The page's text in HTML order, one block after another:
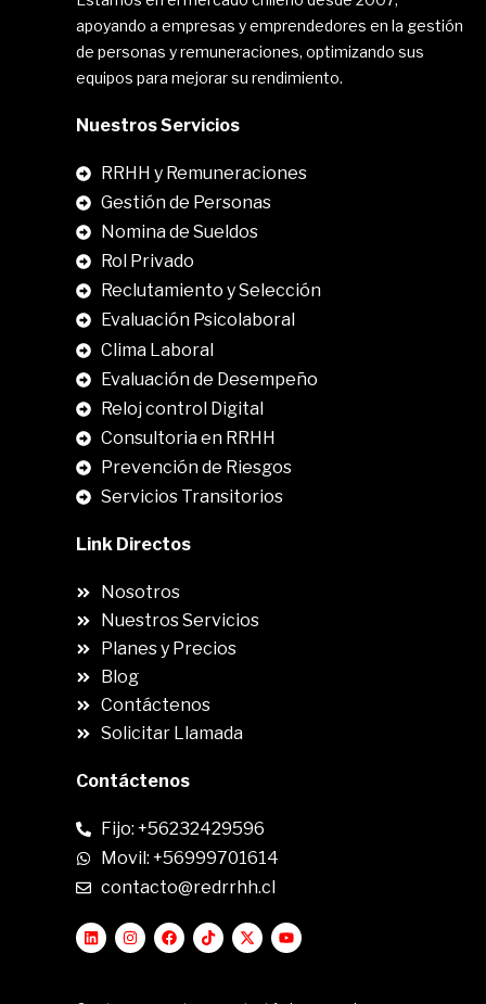
apoyando a empresas y emprendedores en la gestión
de personas y remuneraciones, optimizando sus
equipos para mejorar su rendimiento.
Nuestros Servicios
RRHH y Remuneraciones
Gestión de Personas
Nomina de Sueldos
Rol Privado
Reclutamiento y Selección
Evaluación Psicolaboral
Clima Laboral
Evaluación de Desempeño
Reloj control Digital
Consultoria en RRHH
Prevención de Riesgos
Servicios Transitorios
Link Directos
Nosotros
Nuestros Servicios
Planes y Precios
Blog
Contáctenos
Solicitar Llamada
Contáctenos
Fijo: +56232429596
Movil: +56999701614
contacto@redrrhh.cl